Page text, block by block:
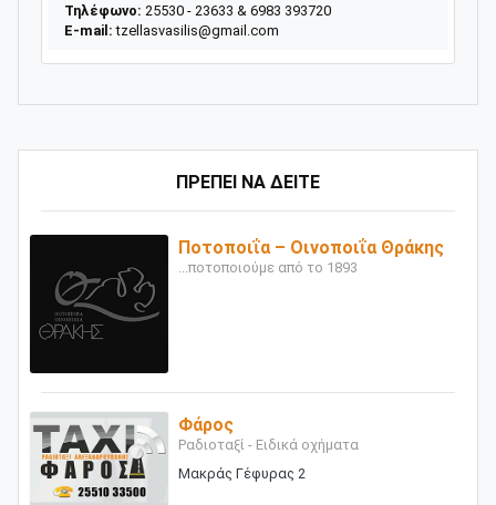
ΠΡΕΠΕΙ ΝΑ ΔΕΙΤΕ
Ποτοποιΐα – Οινοποιΐα Θράκης
...ποτοποιούμε από το 1893
Φάρος
Ραδιοταξί - Ειδικά οχήματα
Μακράς Γέφυρας 2
Τηλέφωνο: 25530 - 23633 & 6983 393720
E-mail: tzellasvasilis@gmail.com